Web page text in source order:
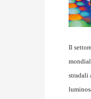
Il
stradali